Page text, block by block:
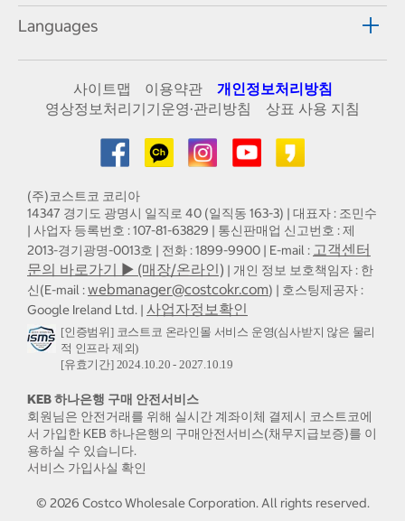
Languages
사이트맵 이용약관
개인정보처리방침
영상정보처리기기운영·관리방침
상표 사용 지침
(주)코스트코 코리아
14347 경기도 광명시 일직로 40 (일직동 163-3) | 대표자 : 조민수
| 사업자 등록번호 : 107-81-63829 | 통신판매업 신고번호 : 제
2013-경기광명-0013호 | 전화 : 1899-9900 | E-mail : 고객센터
문의 바로가기 ▶ (매장/온라인) | 개인 정보 보호책임자 : 한
신(E-mail :webmanager@costcokr.com) | 호스팅제공자 :
Google Ireland Ltd. | 사업자정보확인
[인증범위] 코스트코 온라인몰 서비스 운영(심사받지 않은 물리
적 인프라 제외)
[유효기간] 2024.10.20 - 2027.10.19
KEB 하나은행 구매 안전서비스
회원님은 안전거래를 위해 실시간 계좌이체 결제시 코스트코에
서 가입한 KEB 하나은행의 구매안전서비스(채무지급보증)를 이
용하실 수 있습니다.
서비스 가입사실 확인
© 2026 Costco Wholesale Corporation.All rights reserved.